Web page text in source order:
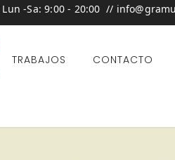
Lun -Sa: 9:00 - 20:00 //
TRABAJOS CONTACTO